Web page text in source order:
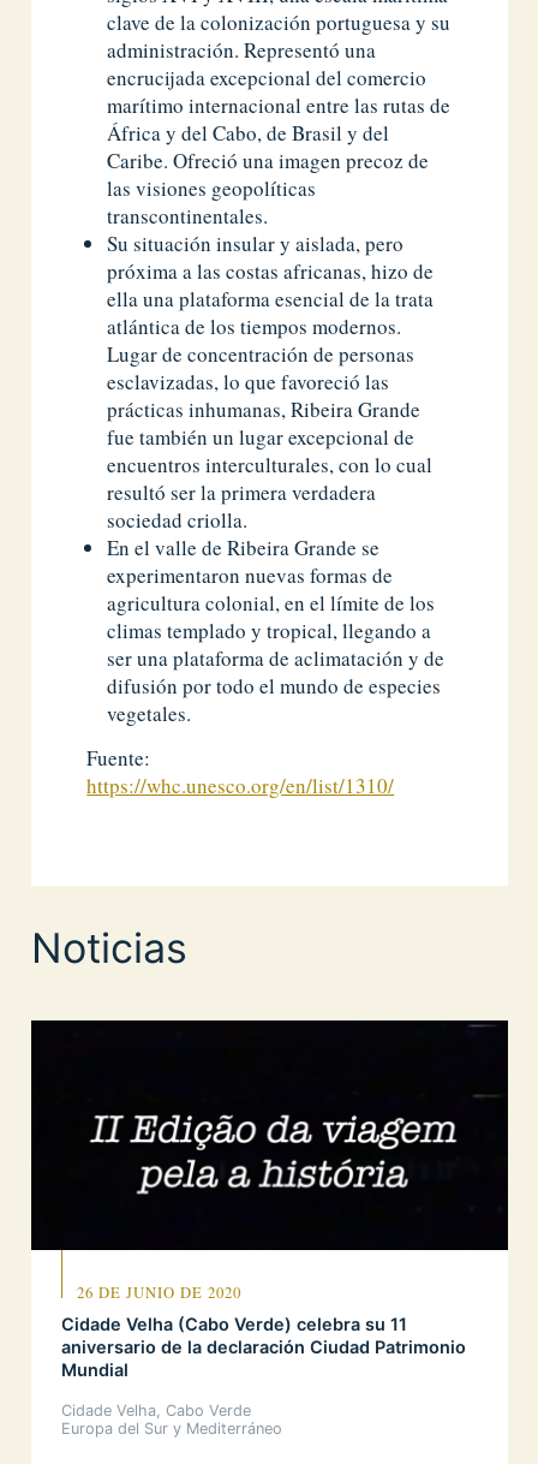
clave de la colonización portuguesa y su
administración. Representó una
encrucijada excepcional del comercio
marítimo internacional entre las rutas de
África y del Cabo, de Brasil y del
Caribe. Ofreció una imagen precoz de
las visiones geopolíticas
transcontinentales.
Su situación insular y aislada, pero
próxima a las costas africanas, hizo de
ella una plataforma esencial de la trata
atlántica de los tiempos modernos.
Lugar de concentración de personas
esclavizadas, lo que favoreció las
prácticas inhumanas, Ribeira Grande
fue también un lugar excepcional de
encuentros interculturales, con lo cual
resultó ser la primera verdadera
sociedad criolla.
En el valle de Ribeira Grande se
experimentaron nuevas formas de
agricultura colonial, en el límite de los
climas templado y tropical, llegando a
ser una plataforma de aclimatación y de
difusión por todo el mundo de especies
vegetales.
Fuente:
https://whc.unesco.org/en/list/1310/
Noticias
26 DE JUNIO DE 2020
Cidade Velha (Cabo Verde) celebra su 11
aniversario de la declaración Ciudad Patrimonio
Mundial
Cidade Velha, Cabo Verde
Europa del Sur y Mediterráneo